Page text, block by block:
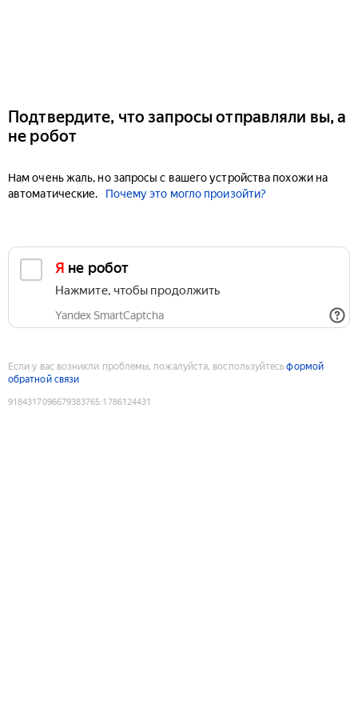
Подтвердите, что запросы отправляли вы, а
не робот
Нам очень жаль, но запросы с вашего устройства похожи на
автоматические.
Почему это могло произойти?
Я не робот
Нажмите, чтобы продолжить
Yandex SmartCaptcha
Если у вас возникли проблемы, пожалуйста, воспользуйтесьформой
обратной связи
9184317096679383765:1786124431